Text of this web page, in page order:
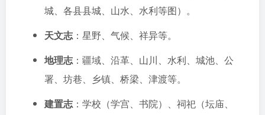
城、各县县城、山水、水利等图）。
天文志：星野、气候、祥异等。
地理志：疆域、沿革、山川、水利、城池、公
署、坊巷、乡镇、桥梁、津渡等。
建置志：学校（学宫、书院）、祠祀（坛庙、